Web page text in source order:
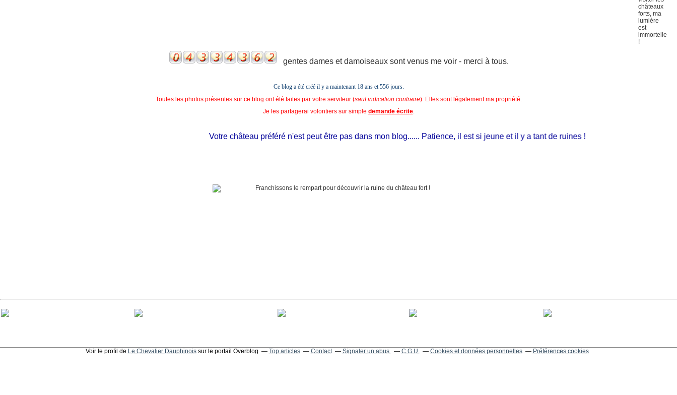
gentes dames et damoiseaux sont venus me voir - merci à tous.
Ce blog a été créé il y a maintenant 18 ans et556 jours.
Toutes les photos présentes sur ce blog ont été faites par votre serviteur (sauf indication contraire). Elles sont légalement ma propriété.
Je les partagerai volontiers sur simple demande écrite.
Votre château préféré n'est peut être pas dans mon blog...... Patience, il est si jeune et il y a tant de ruines !
Voir le profil de Le Chevalier Dauphinoissur le portail Overblog Top articles Contact Signaler un abus C.G.U. Cookies et données personnelles Préférences cookies